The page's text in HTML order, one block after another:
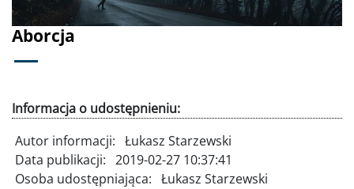
Aborcja
Informacja o udostępnieniu:
Autor informacji: Łukasz Starzewski
Data publikacji: 2019-02-27 10:37:41
Osoba udostępniająca: Łukasz Starzewski